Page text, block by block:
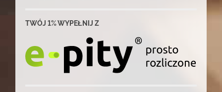
TWÓJ 1% WYPEŁNIJ Z